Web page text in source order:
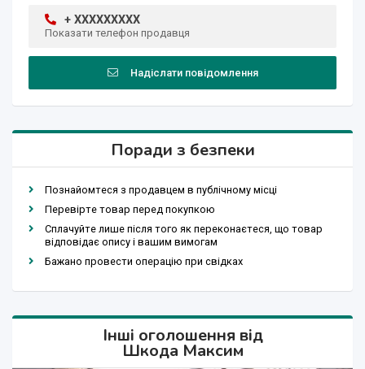
+ XXXXXXXXX
Показати телефон продавця
Надіслати повідомлення
Поради з безпеки
Познайомтеся з продавцем в публічному місці
Перевірте товар перед покупкою
Сплачуйте лише після того як переконаєтеся, що товар
відповідає опису і вашим вимогам
Бажано провести операцію при свідках
Інші оголошення від
Шкода Максим